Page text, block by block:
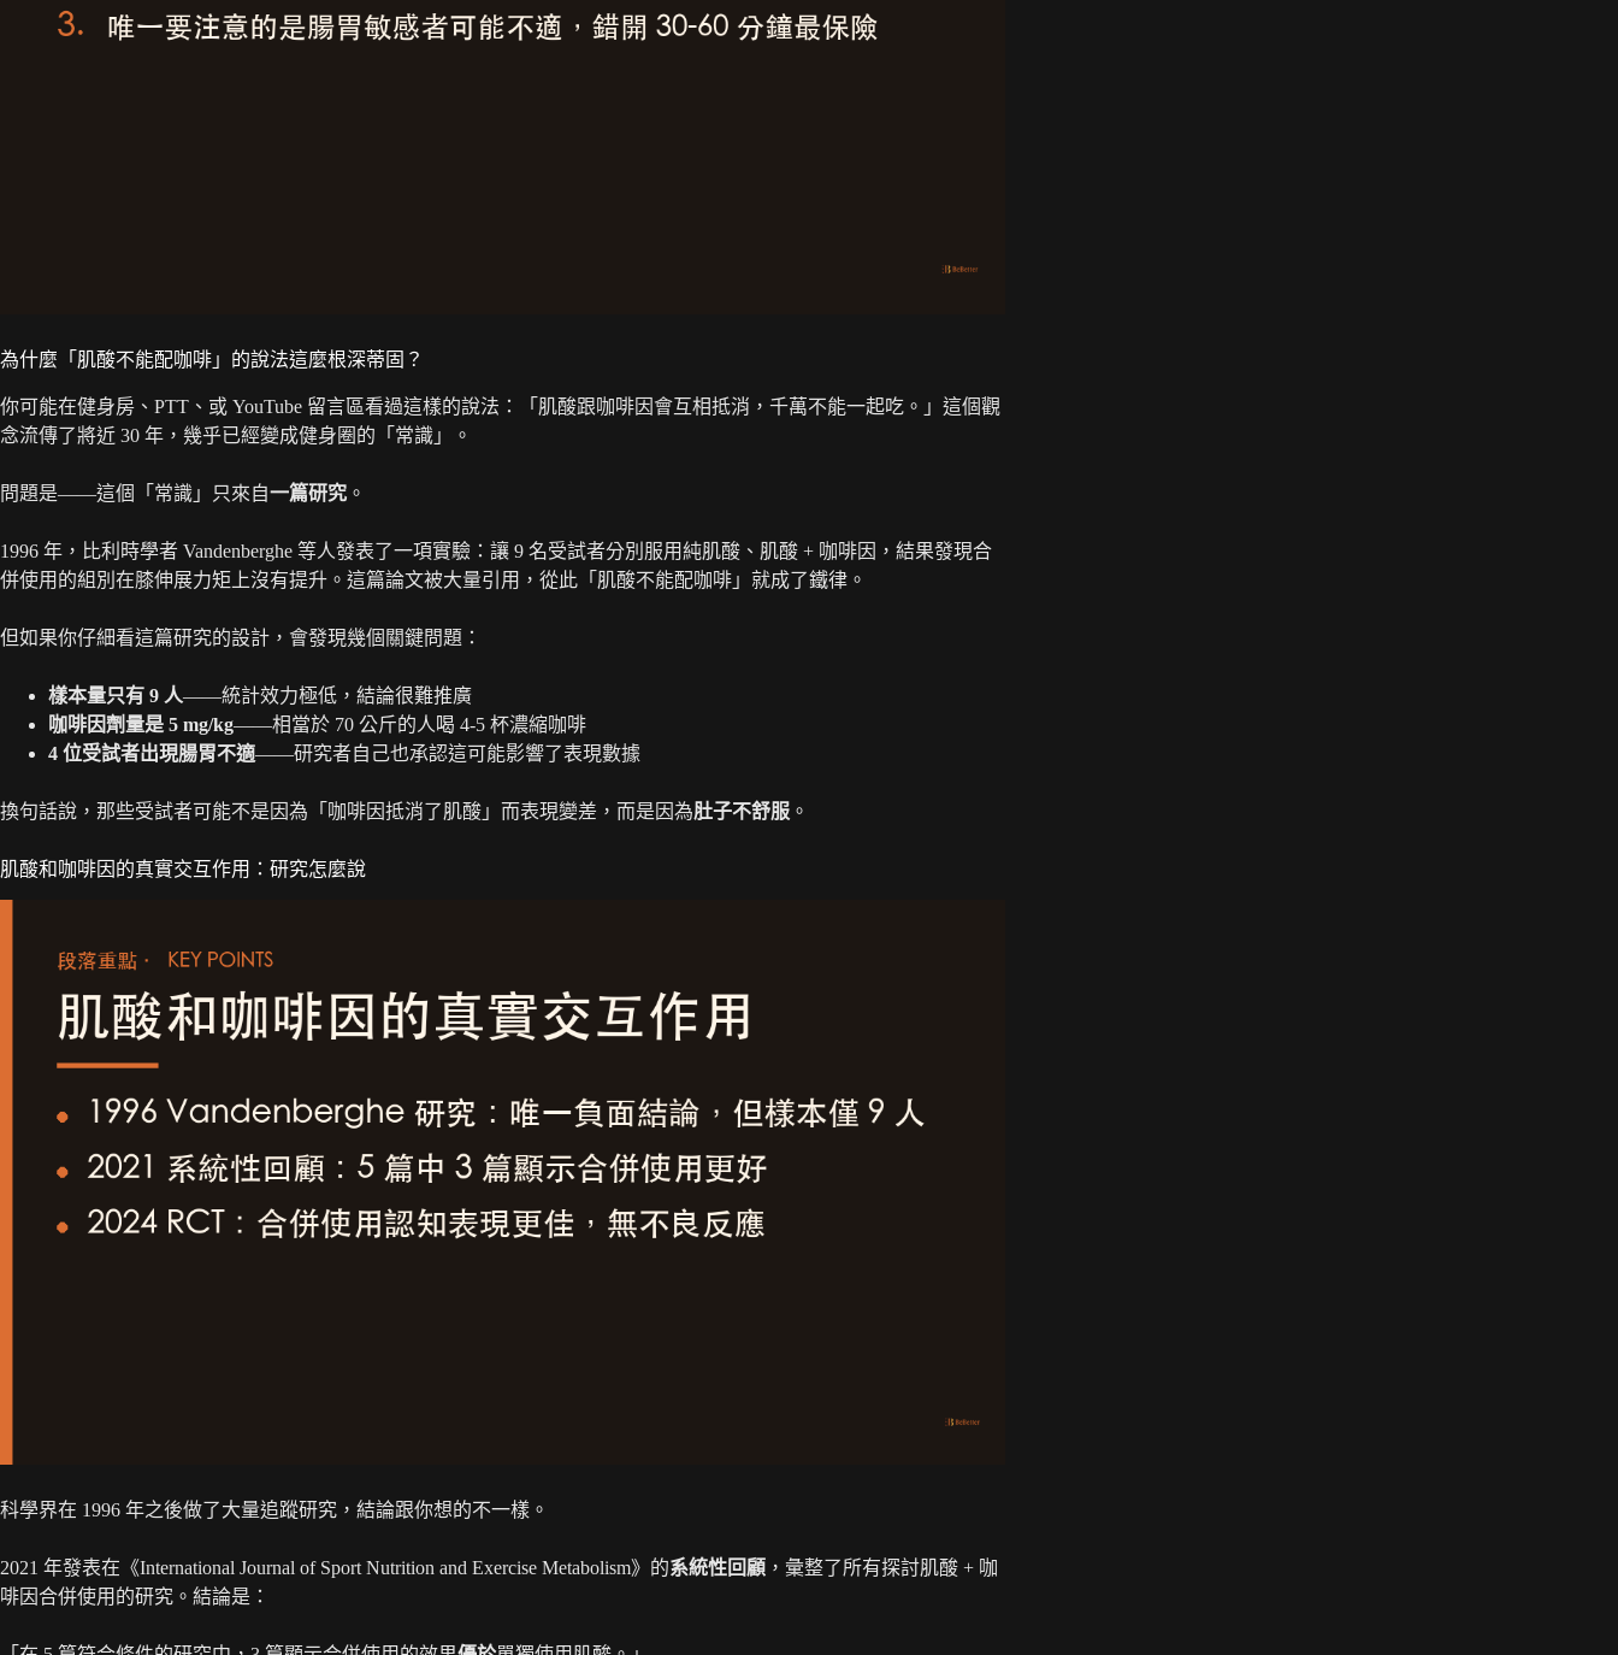
為什麼「肌酸不能配咖啡」的說法這麼根深蒂固？
你可能在健身房、PTT、或 YouTube 留言區看過這樣的說法：「肌酸跟咖啡因會互相抵消，千萬不能一起吃。」這個觀
念流傳了將近 30 年，幾乎已經變成健身圈的「常識」。
問題是——這個「常識」只來自一篇研究 。
1996 年，比利時學者 Vandenberghe 等人發表了一項實驗：讓 9 名受試者分別服用純肌酸、肌酸 + 咖啡因，結果發現合
併使用的組別在膝伸展力矩上沒有提升。這篇論文被大量引用，從此「肌酸不能配咖啡」就成了鐵律。
但如果你仔細看這篇研究的設計，會發現幾個關鍵問題：
樣本量只有 9 人——統計效力極低，結論很難推廣
咖啡因劑量是 5 mg/kg——相當於 70 公斤的人喝 4-5 杯濃縮咖啡
4 位受試者出現腸胃不適——研究者自己也承認這可能影響了表現數據
換句話說，那些受試者可能不是因為「咖啡因抵消了肌酸」而表現變差，而是因為肚子不舒服 。
肌酸和咖啡因的真實交互作用：研究怎麼說
科學界在 1996 年之後做了大量追蹤研究，結論跟你想的不一樣。
2021 年發表在《International Journal of Sport Nutrition and Exercise Metabolism》的系統性回顧 ，彙整了所有探討肌酸 + 咖
啡因合併使用的研究。結論是：